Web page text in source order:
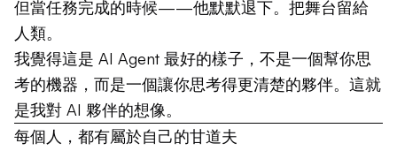
但當任務完成的時候——他默默退下。把舞台留給
人類。
我覺得這是 AI Agent 最好的樣子，不是一個幫你思
考的機器，而是一個讓你思考得更清楚的夥伴。這就
是我對 AI 夥伴的想像。
每個人，都有屬於自己的甘道夫